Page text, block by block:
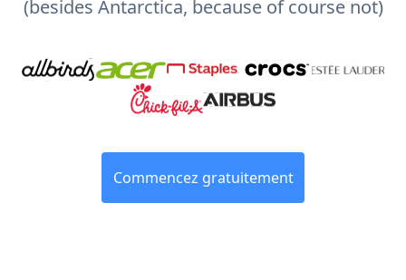
(besides Antarctica, because of course not)
Commencez gratuitement